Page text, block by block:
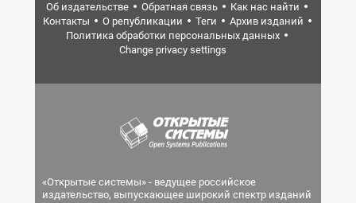
Об издательстве Обратная связь
Как нас найти
Контакты
О републикации Теги
Архив изданий
Политика обработки персональных данных
Change privacy settings
«Открытые системы» - ведущее российское
издательство, выпускающее широкий спектр изданий